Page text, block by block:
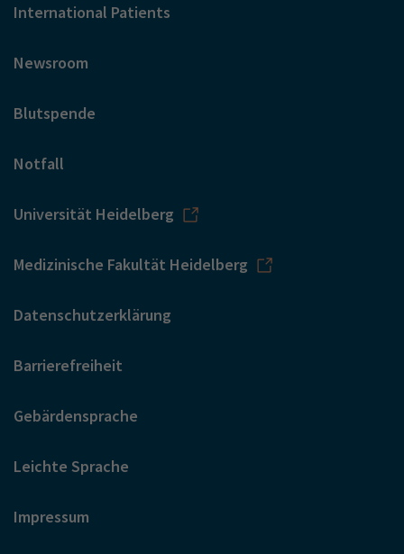
International Patients
Newsroom
Blutspende
Notfall
Universität Heidelberg
Medizinische Fakultät Heidelberg
Datenschutzerklärung
Barrierefreiheit
Gebärdensprache
Leichte Sprache
Impressum